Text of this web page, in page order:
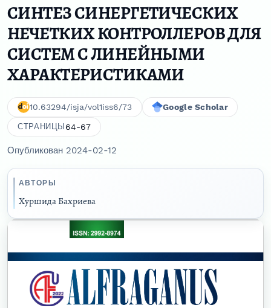
СИНТЕЗ СИНЕРГЕТИЧЕСКИХ
НЕЧЕТКИХ КОНТРОЛЛЕРОВ ДЛЯ
СИСТЕМ С ЛИНЕЙНЫМИ
ХАРАКТЕРИСТИКАМИ
10.63294/isja/vol1iss6/73 Google Scholar
СТРАНИЦЫ 64-67
Опубликован 2024-02-12
АВТОРЫ
Xуршида Бахриева